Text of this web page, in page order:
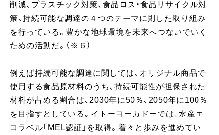
削減、プラスチック対策、食品ロス・食品リサイクル対
策、持続可能な調達の４つのテーマに則した取り組み
を行っている。豊かな地球環境を未来へつないでいく
ための活動だ。（※６）
例えば持続可能な調達に関しては、オリジナル商品で
使用する食品原材料のうち、持続可能性が担保された
材料が占める割合は、2030年に50％、2050年に100％
を目指すとしている。イトーヨーカドーでは、水産エ
コラベル「MEL認証」を取得。着々と歩みを進めてい